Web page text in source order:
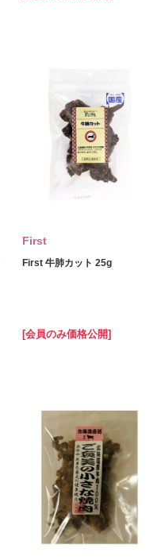
First
First 牛肺カット 25g
[会員のみ価格公開]